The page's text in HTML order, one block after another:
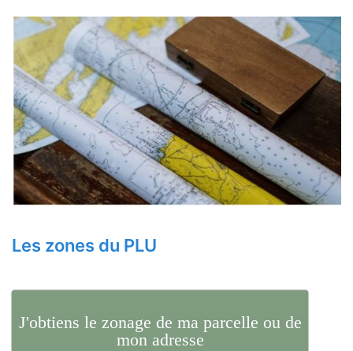
Les zones du PLU
J'obtiens le zonage de ma parcelle ou de
mon adresse